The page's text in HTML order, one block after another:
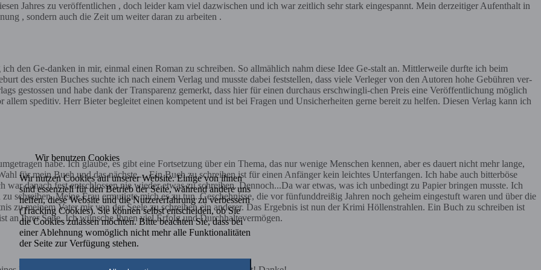
Jahres zu veröffentlichen , doch leider kam viel dazwischen und ich war zeitlich sehr stark eingespannt. Mein derzeitiger Aufenthalt in
, sondern auch die Zeit um weiter daran zu arbeiten .
den Ge-danken in mir, einmal einen Roman zu schreiben. So allmählich nahm diese Idee Ge-stalt an. Mittlerweile durfte ich beim
des ersten Buches suchte ich nach einem Verlag und musste dabei feststellen, dass viele Verleger von den Autoren hohe Gebühren ver-
gestossen und habe dank der Transparenz gemerkt, dass hier für einen durchaus erschwingli-chen Preis eine Veröffentlichung möglich
speditiv. Herr Bieter begleitet einen kompetent und ist bei Fragen und Unsicherheiten gerne bereit zu helfen. Diesen Verlag kann ich
habe. Ich glaube, es gibt eine Fortsetzung über ein Thema, das nur wenige Menschen kennen, aber es dauert nicht mehr lange,
für mein Buch und das nächste.... Ein Buch zu schreiben ist für einen Anfänger kein leichtes Unterfangen. Ich habe auch bitterböse
danach fest entschlossen nie wieder etwas zu schreiben. Dennoch...Da war etwas, was ich unbedingt zu Papier bringen musste. Ich
schreiben. Meine Frau ermutigte mich es zu tun. Geschehnisse, die vor fünfunddreißig Jahren noch geheim eingestuft waren und über die
zu meinem Vater mir von der Seele zu schreiben ein anderer. Das Ergebnis ist nun der Krimi Höllenstrahlen. Ein Buch zu schreiben ist
an Ihrer Seite. Ich wünsche Ihnen viel Erfolg und Durchhaltevermögen.
Wir benutzen Cookies
Wir nutzen Cookies auf unserer Website. Einige von ihnen
sind essenziell für den Betrieb der Seite, während andere uns
helfen, diese Website und die Nutzererfahrung zu verbessern
(Tracking Cookies). Sie können selbst entscheiden, ob Sie
die Cookies zulassen möchten. Bitte beachten Sie, dass bei
einer Ablehnung womöglich nicht mehr alle Funktionalitäten
der Seite zur Verfügung stehen.